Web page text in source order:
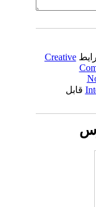
Creative
قابل